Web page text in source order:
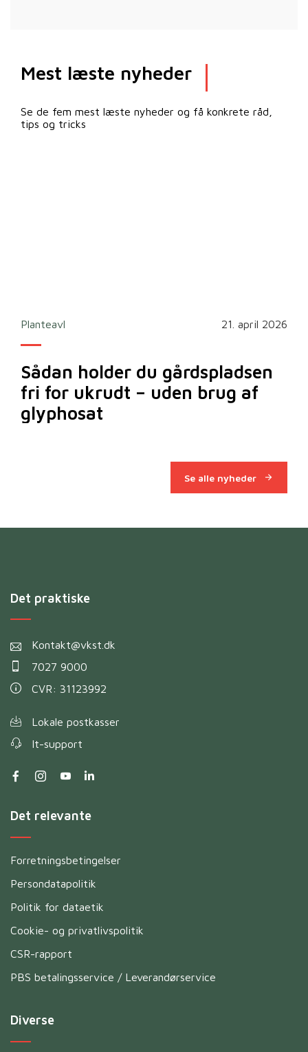
Mest læste nyheder
Se de fem mest læste nyheder og få konkrete råd,
tips og tricks
Planteavl 21. april 2026
Sådan holder du gårdspladsen
fri for ukrudt – uden brug af
glyphosat
Se alle nyheder
Det praktiske
Kontakt@vkst.dk
7027 9000
CVR: 31123992
Lokale postkasser
It-support
Det relevante
Forretningsbetingelser
Persondatapolitik
Politik for dataetik
Cookie- og privatlivspolitik
CSR-rapport
PBS betalingsservice / Leverandørservice
Diverse